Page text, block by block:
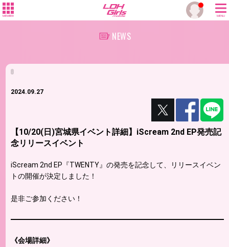
MEMBER MENU
NEWS
2024.09.27
【10/20(日)宮城県イベント詳細】iScream 2nd EP発売記
念リリースイベント
iScream 2nd EP『TWENTY』の発売を記念して、リリースイベン
トの開催が決定しました！
是非ご参加ください！
《会場詳細》